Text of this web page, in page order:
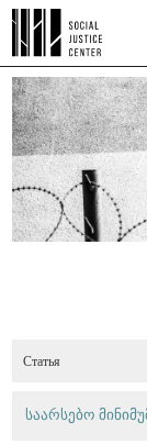
Статья
საარსებო